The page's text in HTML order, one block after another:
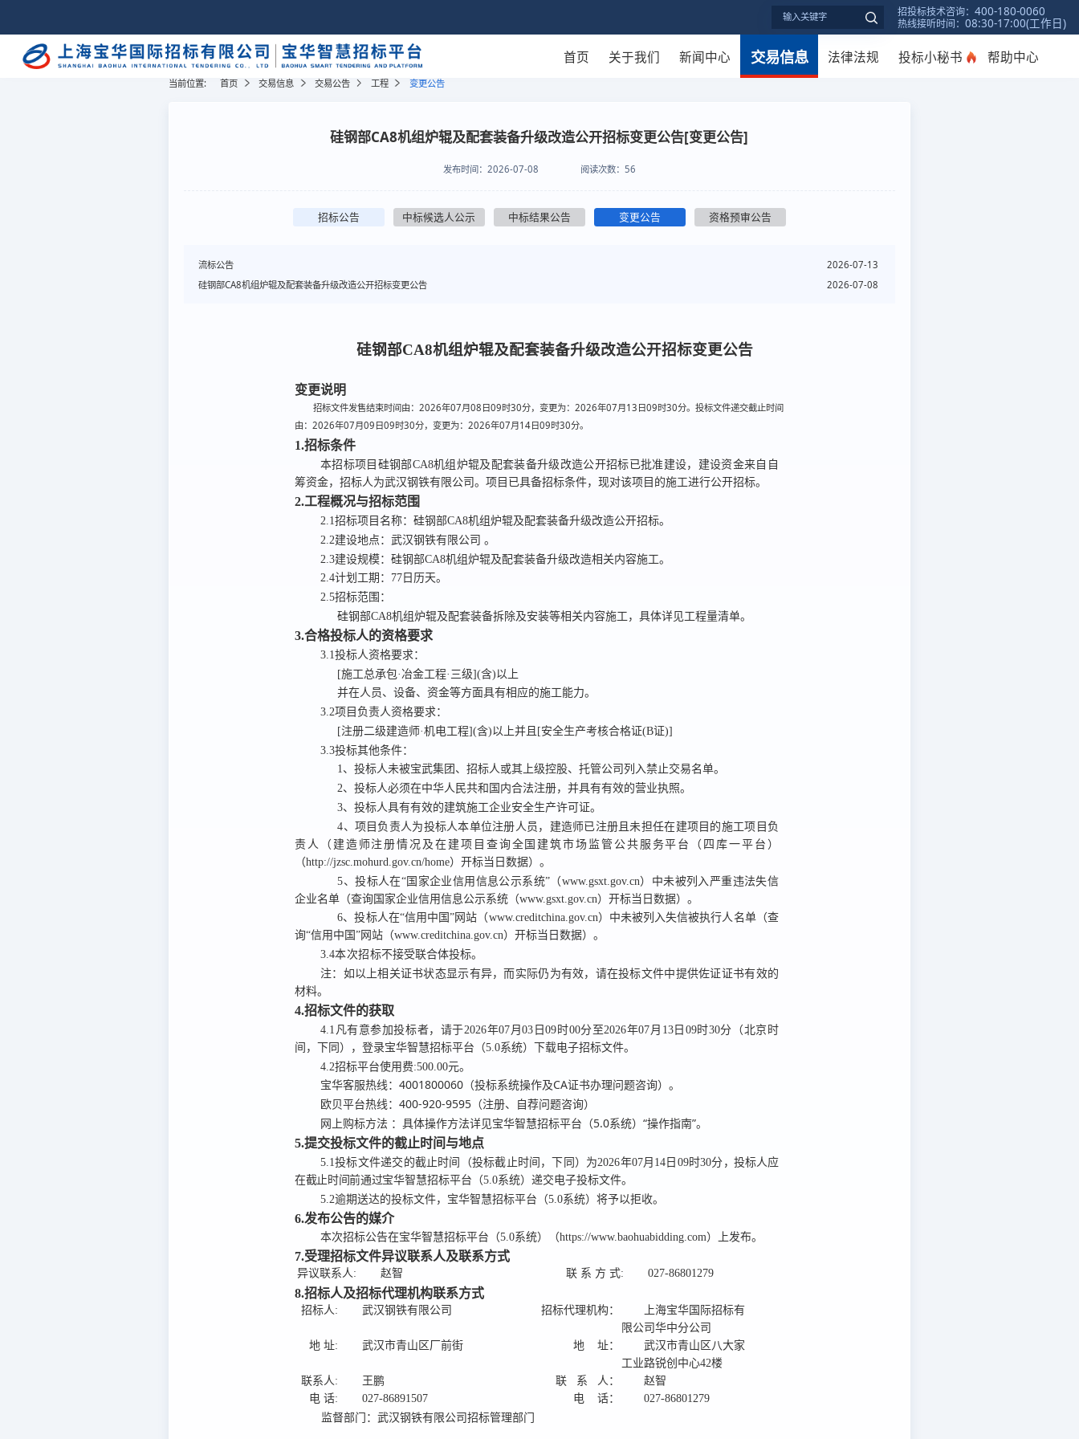
招投标技术咨询：400-180-0060
热线接听时间：08:30-17:00(工作日)
首页 关于我们 新闻中心 交易信息 法律法规 投标小秘书 帮助中心
当前位置: 首页 交易信息 交易公告 工程 变更公告
硅钢部CA8机组炉辊及配套装备升级改造公开招标变更公告[变更公告]
发布时间： 2026-07-08 阅读次数： 56
招标公告 中标候选人公示 中标结果公告 变更公告 资格预审公告
2026-07-13
流标公告
2026-07-08
硅钢部CA8机组炉辊及配套装备升级改造公开招标变更公告
硅钢部CA8机组炉辊及配套装备升级改造公开招标变更公告
变更说明
招标文件发售结束时间由：2026年07月08日09时30分，变更为：2026年07月13日09时30分。投标文件递交截止时间
由：2026年07月09日09时30分，变更为：2026年07月14日09时30分。
1.招标条件
本招标项目 硅钢部CA8机组炉辊及配套装备升级改造公开招标已批准建设， 建设资金来自 自
筹资金， 招标人为武汉钢铁有限公司 。项目已具备招标条件，现对该项目的施工进行公开招标。
2.工程概况与招标范围
2.1招标项目名称： 硅钢部CA8机组炉辊及配套装备升级改造公开招标。
2 2建设地点： 武汉钢铁有限公司 。
2 3建设规模： 硅钢部CA8机组炉辊及配套装备升级改造相关内容施工。
2.4计划工期： 77日历天。
2.5招标范围：
硅钢部CA8机组炉辊及配套装备拆除及安装等相关内容施工，具体详见工程量清单。
3.合格投标人的资格要求
3.1投标人资格要求：
[施工总承包·冶金工程·三级](含)以上
并在人员、设备、资金等方面具有相应的施工能力。
3.2项目负责人资格要求：
[注册二级建造师·机电工程](含)以上并且[安全生产考核合格证(B证)]
3.3投标其他条件：
1、投标人未被宝武集团、招标人或其上级控股、托管公司列入禁止交易名单。
2、投标人必须在中华人民共和国内合法注册，并具有有效的营业执照。
3、投标人具有有效的建筑施工企业安全生产许可证。
4、项目负责人为投标人本单位注册人员，建造师已注册且未担任在建项目的施工项目负
责人（建造师注册情况及在建项目查询全国建筑市场监管公共服务平台（四库一平台）
（http://jzsc.mohurd.gov.cn/home）开标当日数据）。
5、投标人在“国家企业信用信息公示系统”（www.gsxt.gov.cn）中未被列入严重违法失信
企业名单（查询国家企业信用信息公示系统（www.gsxt.gov.cn）开标当日数据）。
6、投标人在“信用中国”网站（www.creditchina.gov.cn）中未被列入失信被执行人名单（查
询“信用中国”网站（www.creditchina.gov.cn）开标当日数据）。
3.4本次招标不接受联合体投标。
注： 如以上相关证书状态显示有异，而实际仍为有效，请在投标文件中提供佐证证书有效的
材料。
4.招标文件的获取
4.1 凡有意参加投标者，请于2026年07月03日09时00分至2026年07月13日09时30分 （北京时
间，下同），登录宝华智慧招标平台（5.0系统）
下载电子招标文件。
4.2招标平台使用费:500.00元。
宝华客服热线： 4001800060（投标系统操作及CA证书办理问题咨询）。
欧贝平台热线： 400-920-9595（注册、自荐问题咨询）
网上购标方法 ：具体操作方法详见宝华智慧招标平台（5.0系统）“操作指南”。
5.提交投标文件的截止时间与地点
5.1 投标文件递交的截止时间（投标截止时间，下同）为2026年07月14日09时30分 ，投标人应
在截止时间前通过宝华智慧招标平台（5.0系统）递交电子投标文件。
5.2逾期送达的投标文件，宝华智慧招标平台（5.0系统）将予以拒收。
6.发布公告的媒介
本次招标公告在宝华智慧招标平台（5.0系统）（https://www.baohuabidding.com）上发布。
7.受理招标文件异议联系人及联系方式
异议联系人: 赵智 联 系 方 式: 027-86801279
8.招标人及招标代理机构联系方式
招标人: 武汉钢铁有限公司 招标代理机构：
上海宝华国际招标有
限公司华中分公司
地 址:
武汉市青山区厂前街 地 址：
武汉市青山区八大家
工业路锐创中心42楼
联系人:
王鹏 联 系 人：
赵智
电 话:
027-86891507 电 话：
027-86801279
监督部门：武汉钢铁有限公司招标管理部门